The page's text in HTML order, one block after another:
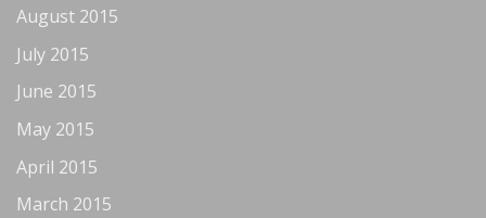
August 2015
July 2015
June 2015
May 2015
April 2015
March 2015